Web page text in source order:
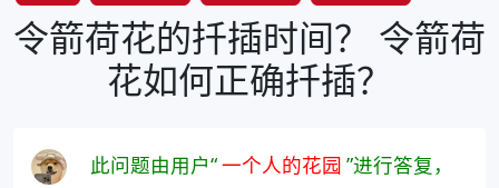
令箭荷花的扦插时间？ 令箭荷
花如何正确扦插？
此问题由用户“一个人的花园 ”进行答复，